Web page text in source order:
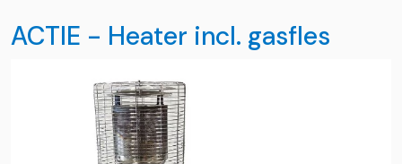
ACTIE - Heater incl. gasfles